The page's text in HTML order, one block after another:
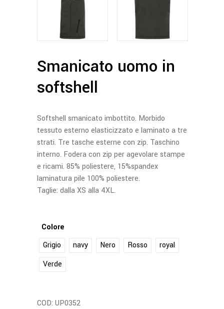
Smanicato uomo in
softshell
Softshell smanicato imbottito. Morbido
tessuto esterno elasticizzato e laminato a tre
strati. Tre tasche esterne con zip. Taschino
interno. Fodera con zip per agevolare stampe
e ricami. 85% poliestere, 15%spandex
laminatura pile 100% poliestere.
Taglie: dalla XS alla 4XL.
Colore
Grigio
navy Nero Rosso
royal
Verde
COD: UP0352